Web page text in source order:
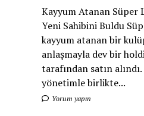
Kayyum Atanan Süper
Yeni Sahibini Buldu
kayyum atanan bir
anlaşmayla dev bir
tarafından satın
yönetimle birlikte...
Yorum yapın